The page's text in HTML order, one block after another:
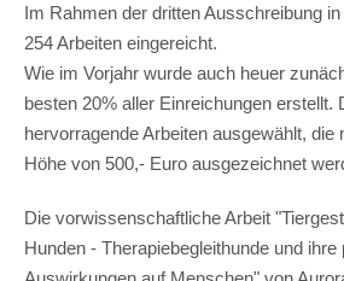
Im Rahmen der dritten Ausschreibung
254 Arbeiten eingereicht.
Wie im Vorjahr wurde auch heuer
besten 20% aller Einreichungen erstellt.
hervorragende Arbeiten ausgewählt, die
Höhe von 500,- Euro ausgezeichnet
Die vorwissenschaftliche Arbeit
Hunden - Therapiebegleithunde und ihre